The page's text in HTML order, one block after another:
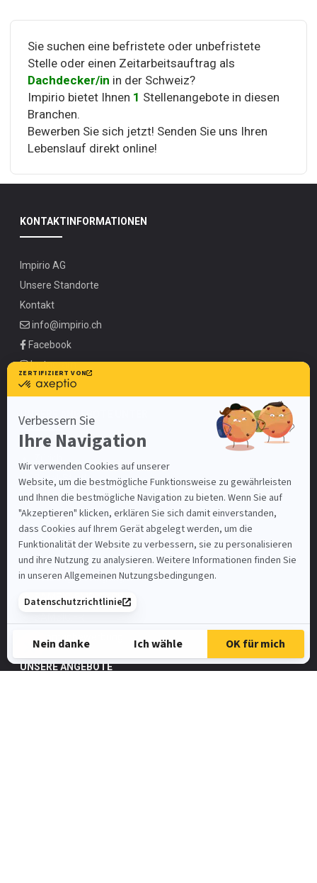
Sie suchen eine befristete oder unbefristete
Stelle oder einen Zeitarbeitsauftrag als
Dachdecker/in in der Schweiz?
Impirio bietet Ihnen 1 Stellenangebote in diesen
Branchen.
Bewerben Sie sich jetzt! Senden Sie uns Ihren
Lebenslauf direkt online!
KONTAKTINFORMATIONEN
Impirio AG
Unsere Standorte
Kontakt
info@impirio.ch
Facebook
Instagram
Linkedin
UNSERE ANGEBOTE UNTER
Basel-Stadt
Bern
Luzern
Mein Benutzerkonto
Nutzungsbedingungen
SAMSIC-EMPLOI.CH
UNSERE ANGEBOTE